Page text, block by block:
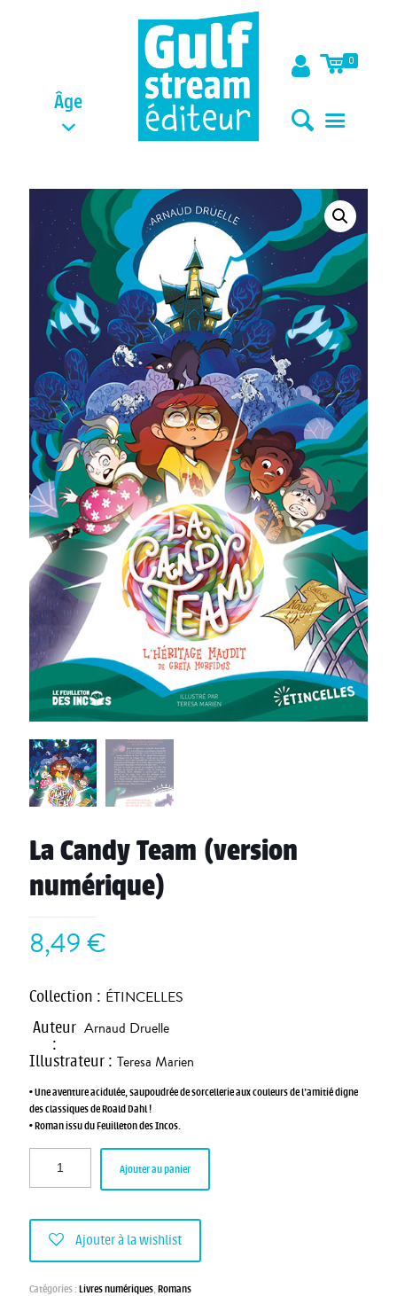
Âge
0
La Candy Team (version
numérique)
8,49€
Collection : ÉTINCELLES
Auteur
:
Arnaud Druelle
Illustrateur : Teresa Marien
• Une aventure acidulée, saupoudrée de sorcellerie aux couleurs de l’amitié digne
des classiques de Roald Dahl !
• Roman issu du Feuilleton des Incos.
Ajouter au panier
Ajouter à la wishlist
Catégories :Livres numériques,Romans